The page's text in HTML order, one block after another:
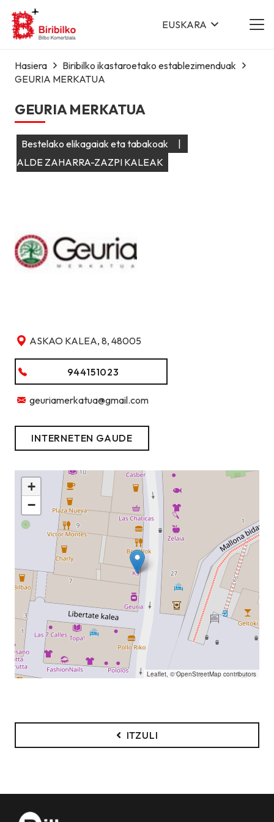
EUSKARA
Hasiera
Biribilko ikastaroetako establezimenduak
GEURIA MERKATUA
GEURIA MERKATUA
Bestelako elikagaiak eta tabakoak
|
ALDE ZAHARRA-ZAZPI KALEAK
ASKAO KALEA, 8, 48005
944151023
geuriamerkatua@gmail.com
INTERNETEN GAUDE
+
−
Leaflet, ©OpenStreetMap contributors
ITZULI